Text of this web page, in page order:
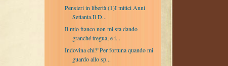
Pensieri in libertà (1)I mitici Anni
Settanta.Il D...
Il mio fianco non mi sta dando
granché tregua, e i...
Indovina chi?"Per fortuna quando mi
guardo allo sp...